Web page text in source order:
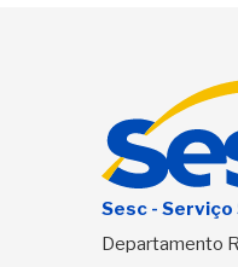
Sesc -
Departamento